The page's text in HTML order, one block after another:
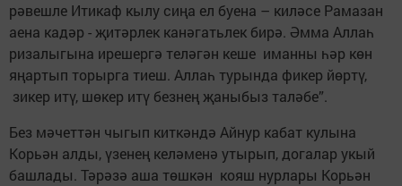
рәвешле Итикаф кылу сиңа ел буена – киләсе Рамазан
аена кадәр - җитәрлек канәгатьлек бирә. Әмма Аллаһ
ризалыгына ирешергә теләгән кеше иманны һәр көн
яңартып торырга тиеш. Аллаһ турында фикер йөртү,
зикер итү, шөкер итү безнең җаныбыз таләбе”.
Без мәчеттән чыгып киткәндә Айнур кабат кулына
Корьән алды, үзенең келәменә утырып, догалар укый
башлады. Тәрәзә аша төшкән кояш нурлары Корьән